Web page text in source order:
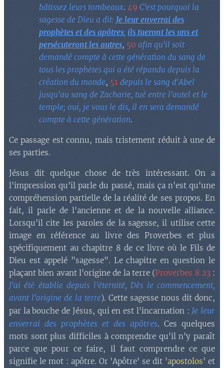
bâtissez leurs tombeaux. 49 C'est pourquoi la
sagesse de Dieu a dit: Je leur enverrai des
prophètes et des apôtres; ils tueront les uns et
persécuteront les autres, 50 afin qu'il soit
demandé compte à cette génération du sang de
tous les prophètes qui a été répandu depuis la
création du monde, 51 depuis le sang d'Abel
jusqu'au sang de Zacharie, tué entre l'autel et le
temple; oui, je vous le dis, il en sera demandé
compte à cette génération.
Ce passage est connu, mais tristement réduit à une de
ses parties.
Jésus dit quelque chose de très intéressant. On a
l'impression qu'il parle du passé, mais ça n'est qu'une
compréhension partielle de la réalité de ses propos. En
fait, il parle de l'ancienne et de la nouvelle alliance.
Lorsqu'il cite les paroles de la sagesse, il utilise cette
image en référence au livre des Proverbes et plus
spécifiquement au chapitre 8 de ce livre où le Fils de
Dieu est appelé "sagesse". Le chapitre en question le
plaçant bien avant l'origine de la terre (Proverbes 8.23:
J'ai été établie depuis l'éternité, Dès le commencement,
avant l'origine de la terre). Cette sagesse nous dit donc,
par la bouche de Jésus, qui en est l'incarnation : Je leur
enverrai des prophètes et des apôtres. Ces quelques
mots sont plus difficiles à comprendre qu'il n'y paraît
parce que pour ce faire, il faut comprendre ce que
signifie le mot : apôtre. Or 'Apôtre' se dit 'apostolos' et